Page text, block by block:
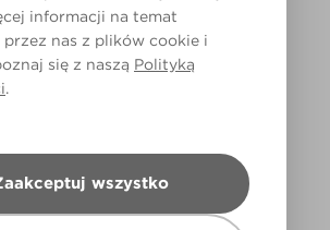
informacji na temat
nas z plików cookie i
się z naszą Polityką
.
wszystko
na monitorze i/lub kolory
różnić od rzeczywistych, dostępnych